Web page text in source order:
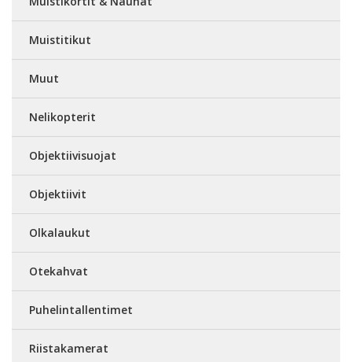
Muistitikut
Muut
Nelikopterit
Objektiivisuojat
Objektiivit
Olkalaukut
Otekahvat
Puhelintallentimet
Riistakamerat